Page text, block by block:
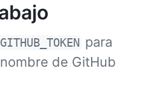
GITHUB_TOKEN para
de GitHub